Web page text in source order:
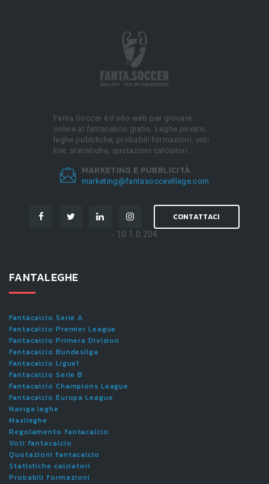
Fanta.Soccer è il sito web per giocare
online al fantacalcio gratis. Leghe private,
leghe pubbliche, probabili formazioni, voti
live, statistiche, quotazioni calciatori.
MARKETING E PUBBLICITÀ
marketing@fantasoccevillage.com
CONTATTACI
- 10.1.0.204
FANTALEGHE
Fantacalcio Serie A
Fantacalcio Premier League
Fantacalcio Primera Division
Fantacalcio Bundesliga
Fantacalcio Ligue1
Fantacalcio Serie B
Fantacalcio Champions League
Fantacalcio Europa League
Naviga leghe
Maxileghe
Regolamento fantacalcio
Voti fantacalcio
Quotazioni fantacalcio
Statistiche calciatori
Probabili formazioni